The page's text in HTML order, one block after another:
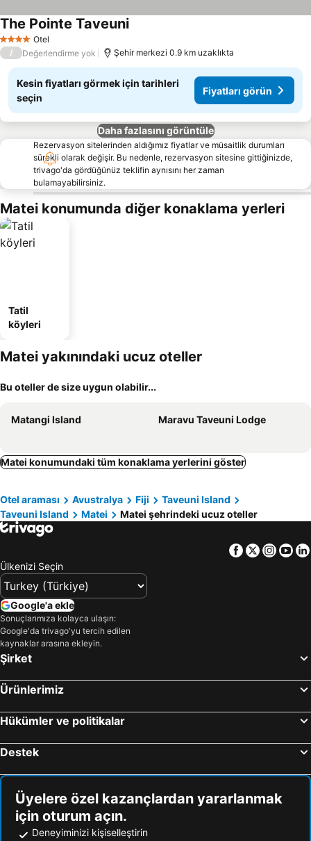
4 Yıldız Otel
The Pointe TaveuniFiyatları görün
/ Değerlendirme yok Şehir merkezi 0.9 km uzaklıkta
Kesin fiyatları görmek için tarihleri
seçin
Fiyatları görün
Daha fazlasını görüntüle
Rezervasyon sitelerinden aldığımız fiyatlar ve müsaitlik durumları
sürekli olarak değişir. Bu nedenle, rezervasyon sitesine gittiğinizde,
trivago'da gördüğünüz teklifin aynısını her zaman
bulamayabilirsiniz.
Matei konumunda diğer konaklama yerleri
Tatil
köyleri
Matei yakınındaki ucuz oteller
Bu oteller de size uygun olabilir...
Matangi Island Maravu Taveuni Lodge
Matei konumundaki tüm konaklama yerlerini göster
Otel araması Avustralya Fiji
Taveuni Island
Taveuni Island
Matei Matei şehrindeki ucuz oteller
Facebook
Twitter
Ülkenizi Seçin
Google'a ekle
Sonuçlarımıza kolayca ulaşın:
Google'da trivago'yu tercih edilen
kaynaklar arasına ekleyin.
Şirket
Ürünlerimiz
Hükümler ve politikalar
Destek
Üyelere özel kazançlardan yararlanmak
için oturum açın.
Deneyiminizi kişiselleştirin